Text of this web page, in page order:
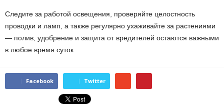
Следите за работой освещения, проверяйте целостность
проводки и ламп, а также регулярно ухаживайте за растениями
— полив, удобрение и защита от вредителей остаются важными
в любое время суток.
Facebook Twitter